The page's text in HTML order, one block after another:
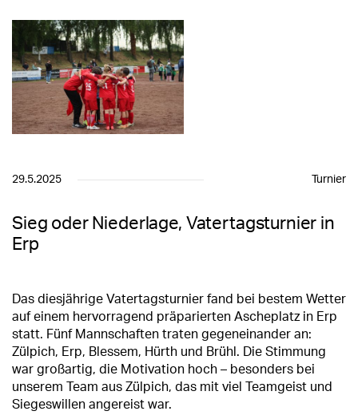
29.5.2025 Turnier
Sieg oder Niederlage, Vatertagsturnier in
Erp
Das diesjährige Vatertagsturnier fand bei bestem Wetter
auf einem hervorragend präparierten Ascheplatz in Erp
statt. Fünf Mannschaften traten gegeneinander an:
Zülpich, Erp, Blessem, Hürth und Brühl. Die Stimmung
war großartig, die Motivation hoch – besonders bei
unserem Team aus Zülpich, das mit viel Teamgeist und
Siegeswillen angereist war.